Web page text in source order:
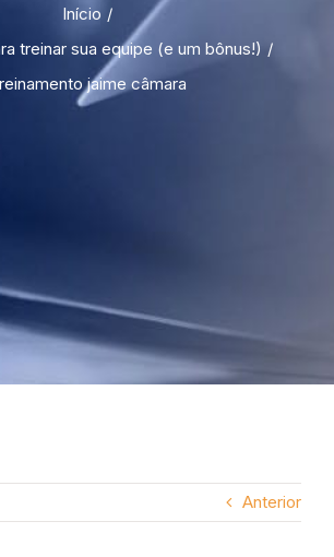
Início
treinar sua equipe (e um bônus!)
jaime câmara
Anterior